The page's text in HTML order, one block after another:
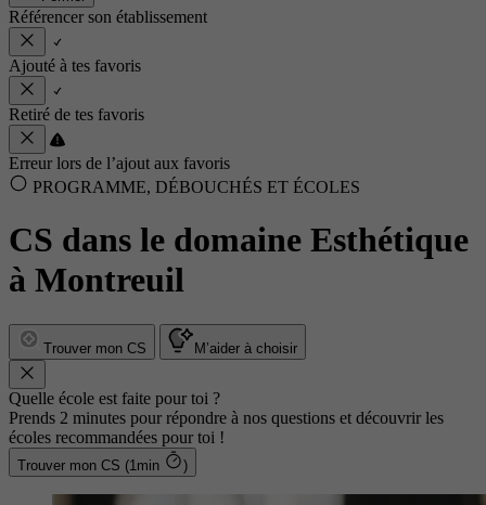
Référencer son établissement
Ajouté à tes favoris
Retiré de tes favoris
Erreur lors de l’ajout aux favoris
PROGRAMME, DÉBOUCHÉS ET ÉCOLES
CS dans le domaine Esthétique
à Montreuil
Trouver mon CS M’aider à choisir
Quelle école est faite pour toi ?
Prends 2 minutes pour répondre à nos questions et découvrir les
écoles recommandées pour toi !
Trouver mon CS (1min )